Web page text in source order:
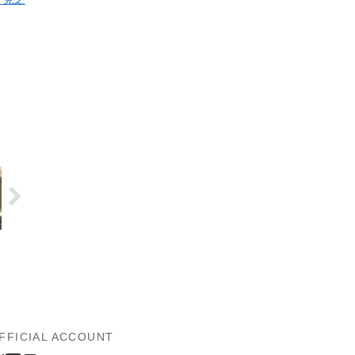
ACCOUNT